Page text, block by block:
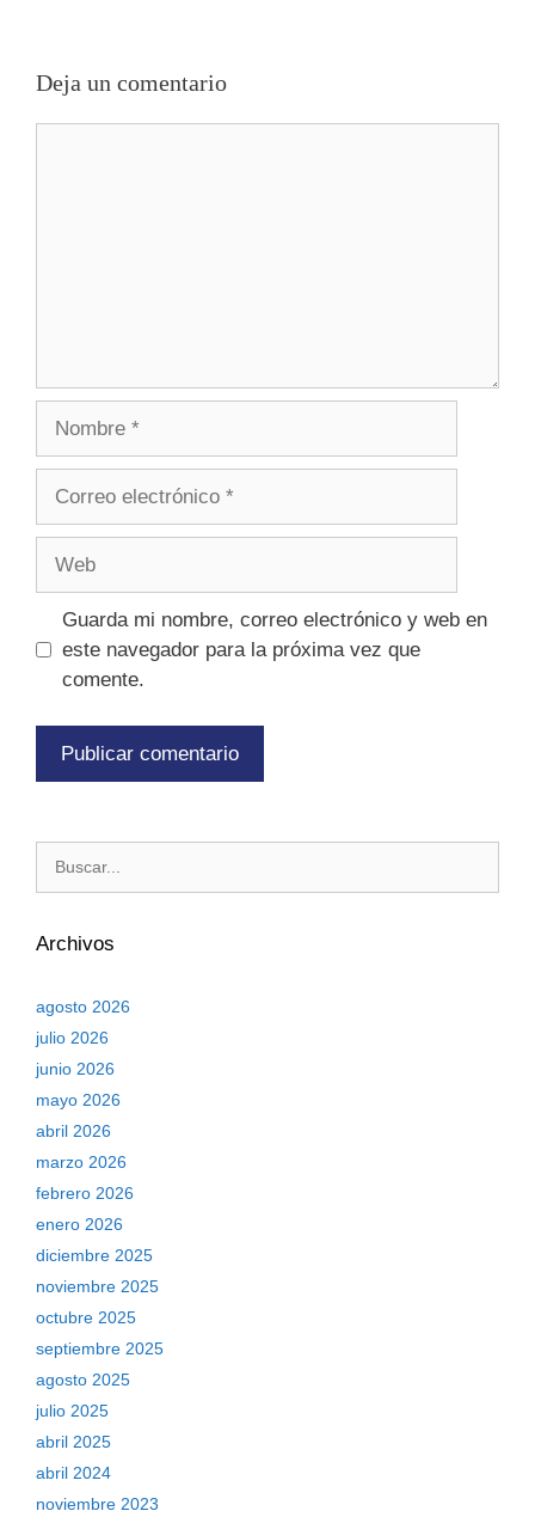
Deja un comentario
Guarda mi nombre, correo electrónico y web en
este navegador para la próxima vez que
comente.
Archivos
agosto 2026
julio 2026
junio 2026
mayo 2026
abril 2026
marzo 2026
febrero 2026
enero 2026
diciembre 2025
noviembre 2025
octubre 2025
septiembre 2025
agosto 2025
julio 2025
abril 2025
abril 2024
noviembre 2023